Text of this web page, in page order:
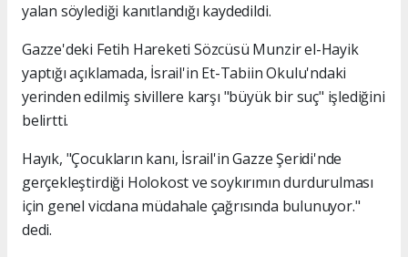
yalan söylediği kanıtlandığı kaydedildi.
Gazze'deki Fetih Hareketi Sözcüsü Munzir el-Hayik
yaptığı açıklamada, İsrail'in Et-Tabiin Okulu'ndaki
yerinden edilmiş sivillere karşı "büyük bir suç" işlediğini
belirtti.
Hayık, "Çocukların kanı, İsrail'in Gazze Şeridi'nde
gerçekleştirdiği Holokost ve soykırımın durdurulması
için genel vicdana müdahale çağrısında bulunuyor."
dedi.